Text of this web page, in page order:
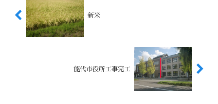
新米
能代市役所工事完工